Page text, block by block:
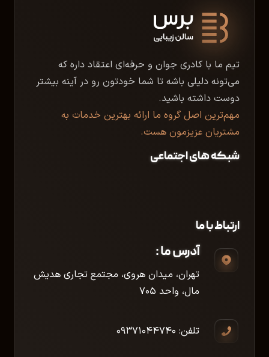
تیم ما با کادری جوان و حرفه‌ای اعتقاد داره که
می‌تونه دلیلی باشه تا شما خودتون رو در آینه بیشتر
دوست داشته باشید.
مهم‌ترین اصل گروه ما ارائه بهترین خدمات به
مشتریان عزیزمون هست.
شبکه های اجتماعی
ارتباط با ما
آدرس ما :
تهران، میدان هروی، مجتمع تجاری هدیش
مال، واحد ۷۰۵
تلفن: ۰۹۳۷۱۰۴۴۷۴۰